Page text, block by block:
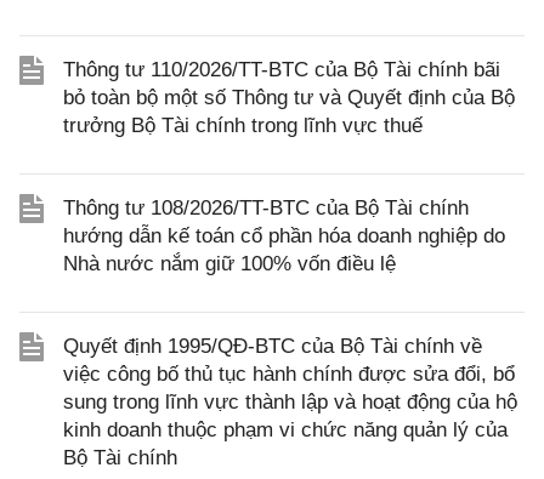
Thông tư 110/2026/TT-BTC của Bộ Tài chính bãi
bỏ toàn bộ một số Thông tư và Quyết định của Bộ
trưởng Bộ Tài chính trong lĩnh vực thuế
Thông tư 108/2026/TT-BTC của Bộ Tài chính
hướng dẫn kế toán cổ phần hóa doanh nghiệp do
Nhà nước nắm giữ 100% vốn điều lệ
Quyết định 1995/QĐ-BTC của Bộ Tài chính về
việc công bố thủ tục hành chính được sửa đổi, bổ
sung trong lĩnh vực thành lập và hoạt động của hộ
kinh doanh thuộc phạm vi chức năng quản lý của
Bộ Tài chính